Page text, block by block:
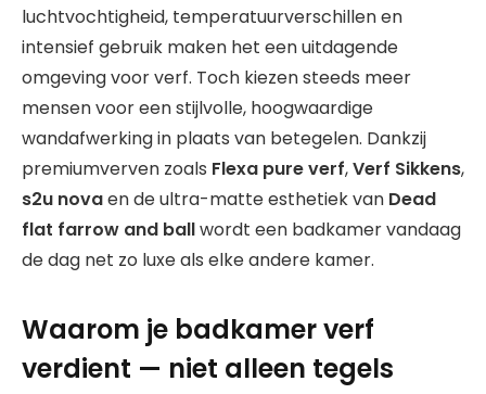
luchtvochtigheid, temperatuurverschillen en
intensief gebruik maken het een uitdagende
omgeving voor verf. Toch kiezen steeds meer
mensen voor een stijlvolle, hoogwaardige
wandafwerking in plaats van betegelen. Dankzij
premiumverven zoals Flexa pure verf,Verf Sikkens,
s2u novaen de ultra-matte esthetiek van Dead
flat farrow and ballwordt een badkamer vandaag
de dag net zo luxe als elke andere kamer.
Waarom je badkamer verf
verdient — niet alleen tegels